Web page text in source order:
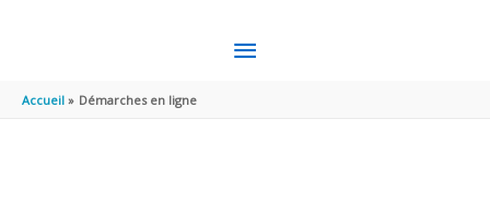
MENU
Accueil Démarches en ligne